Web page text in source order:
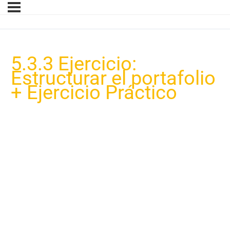
5.3.3 Ejercicio:
Estructurar el portafolio
+ Ejercicio Práctico